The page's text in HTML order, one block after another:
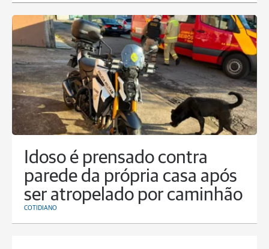
Idoso é prensado contra
parede da própria casa após
ser atropelado por caminhão
COTIDIANO